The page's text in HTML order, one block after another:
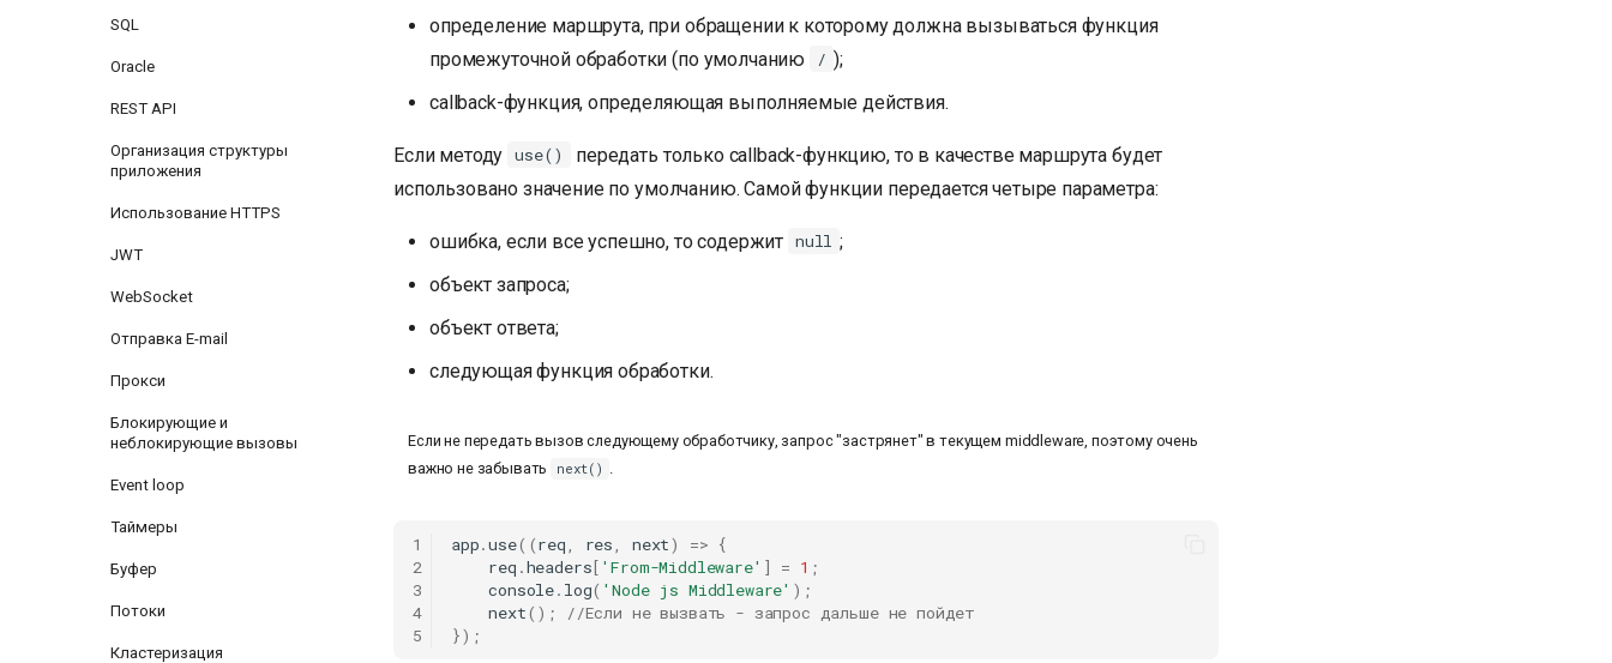
SQL
Oracle
REST API
Организация структуры
приложения
Использование HTTPS
JWT
WebSocket
Отправка E-mail
Прокси
Блокирующие и
неблокирующие вызовы
Event loop
Таймеры
Буфер
Потоки
Кластеризация
определение маршрута, при обращении к которому должна вызываться функция
промежуточной обработки (по умолчанию
/ );
callback-функция, определяющая выполняемые действия.
Если методу use()
передать только callback-функцию, то в качестве маршрута будет
использовано значение по умолчанию. Самой функции передается четыре параметра:
ошибка, если все успешно, то содержит null ;
объект запроса;
объект ответа;
следующая функция обработки.
Если не передать вызов следующему обработчику, запрос "застрянет" в текущем middleware, поэтому очень
важно не забывать
next() .
1
2
3
4
5
app.use((req, res, next) => {
req .headers[ 'From-Middleware' ] = 1 ;
console. log( 'Node js Middleware' );
next();
//Если не вызвать - запрос дальше не пойдет
});